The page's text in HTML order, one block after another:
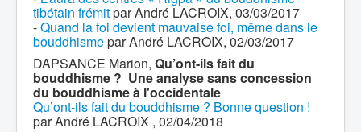
tibétain frémitpar André LACROIX, 03/03/2017
-Quand la foi devient mauvaise foi, même dans le
bouddhismepar André LACROIX, 02/03/2017
DAPSANCE Marion, Qu’ont-ils fait du
bouddhisme ? Une analyse sans concession
du bouddhisme à l'occidentale
Qu’ont-ils fait du bouddhisme ? Bonne question !
par André LACROIX , 02/04/2018